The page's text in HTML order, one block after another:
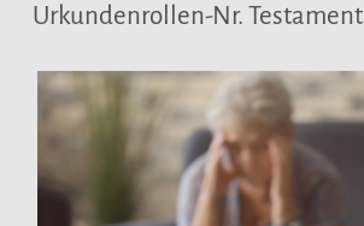
Urkundenrollen-Nr. Testament